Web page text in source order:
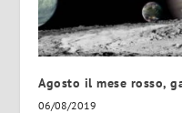
Agosto il mese rosso,
06/08/2019